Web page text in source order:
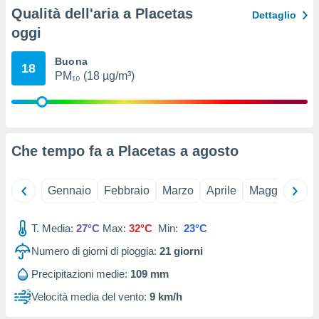
non
dei
simili
Qualità dell'aria a Placetas
oggi
Dettaglio
18 Buona
PM₁₀ (18 µg/m³)
Che tempo fa a Placetas a agosto
Gennaio Febbraio Marzo Aprile Maggio
T. Media: 27°C Max: 32°C Min: 23°C
Numero di giorni di pioggia: 21 giorni
Precipitazioni medie: 109 mm
Velocità media del vento: 9 km/h